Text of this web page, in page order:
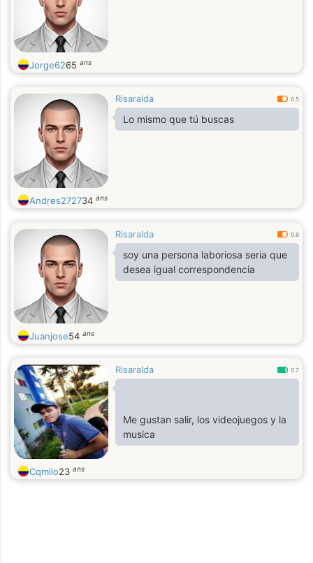
Jorge6265 ans
Risaralda 0.5
Lo mismo que tú buscas
Andres272734 ans
Risaralda 0.6
soy una persona laboriosa seria que
desea igual correspondencia
Juanjose54 ans
Risaralda 0.7
Me gustan salir, los videojuegos y la
musica
Cqmilo23 ans